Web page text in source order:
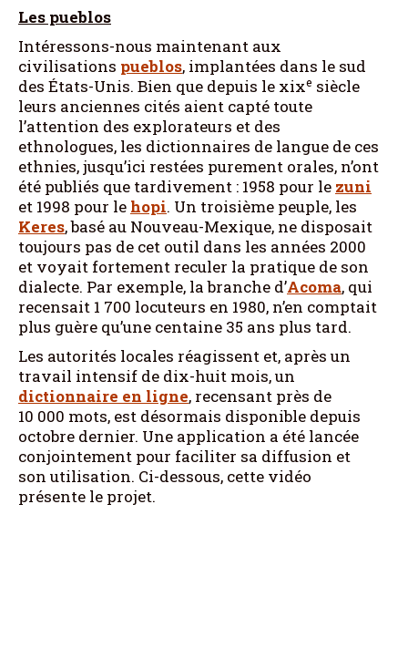
Les pueblos
Intéressons-nous maintenant aux
civilisations pueblos, implantées dans le sud
des États-Unis. Bien que depuis le xixe siècle
leurs anciennes cités aient capté toute
l’attention des explorateurs et des
ethnologues, les dictionnaires de langue de ces
ethnies, jusqu’ici restées purement orales, n’ont
été publiés que tardivement : 1958 pour le zuni
et 1998 pour le hopi. Un troisième peuple, les
Keres, basé au Nouveau-Mexique, ne disposait
toujours pas de cet outil dans les années 2000
et voyait fortement reculer la pratique de son
dialecte. Par exemple, la branche d’Acoma, qui
recensait 1 700 locuteurs en 1980, n’en comptait
plus guère qu’une centaine 35 ans plus tard.
Les autorités locales réagissent et, après un
travail intensif de dix-huit mois, un
dictionnaire en ligne, recensant près de
10 000 mots, est désormais disponible depuis
octobre dernier. Une application a été lancée
conjointement pour faciliter sa diffusion et
son utilisation. Ci-dessous, cette vidéo
présente le projet.